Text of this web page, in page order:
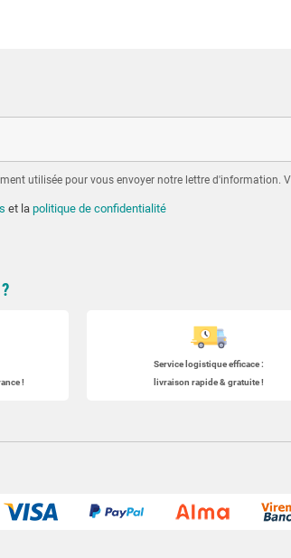
utilisée pour vous envoyer notre lettre
et la politique de confidentialité
!
Service logistique efficace :
livraison rapide & gratuite !